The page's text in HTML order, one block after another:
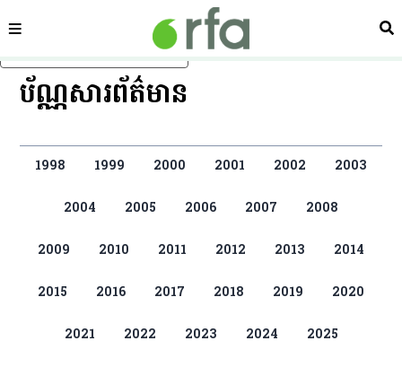
រំលងទៅមាតិកាចម្បង
ផ្នែក ស្វ
ប័ណ្ណសារព័ត៌មាន
1998 1999 2000 2001 2002 2003
2004 2005 2006 2007 2008
2009 2010 2011 2012 2013 2014
2015 2016 2017 2018 2019 2020
2021 2022 2023 2024 2025